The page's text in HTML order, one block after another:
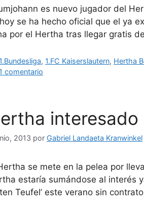
es nuevo jugador del
se ha hecho oficial que el ya
por el Hertha tras llegar gratis
Categorías
1.Bundesliga, 1.FC Kaiserslautern, Hertha
1 comentario
interesado
2013 por Gabriel Landaeta Kranwinkel
se mete en la pelea por
estaría sumándose al interés
Teufel’ este verano sin